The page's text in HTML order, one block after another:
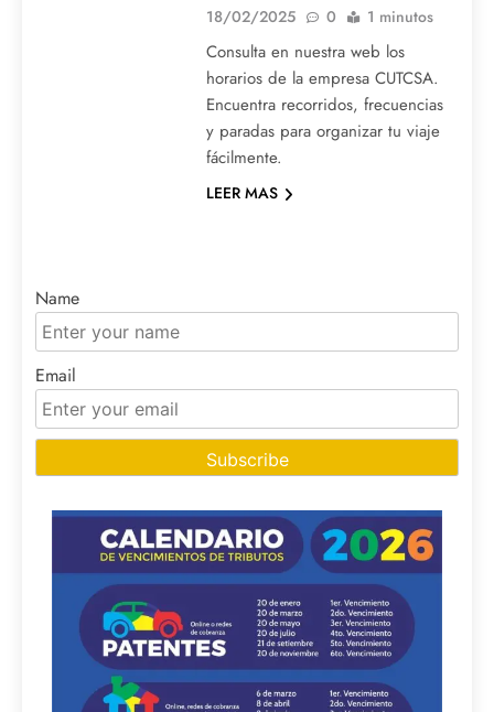
18/02/2025
0 1 minutos
Consulta en nuestra web los
horarios de la empresa CUTCSA.
Encuentra recorridos, frecuencias
y paradas para organizar tu viaje
fácilmente.
LEER MAS
Name
Email